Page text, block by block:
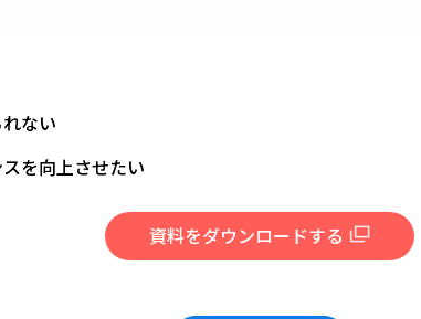
ない
を向上させたい
資料をダウンロードする